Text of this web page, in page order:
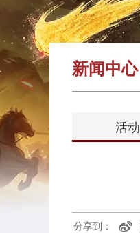
新闻中心
活动
分享到：